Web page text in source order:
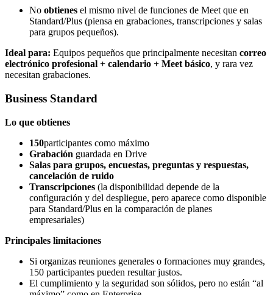
No obtienes el mismo nivel de funciones de Meet que en
Standard/Plus (piensa en grabaciones, transcripciones y salas
para grupos pequeños).
Ideal para: Equipos pequeños que principalmente necesitan correo
electrónico profesional + calendario + Meet básico, y rara vez
necesitan grabaciones.
Business Standard
Lo que obtienes
150participantes como máximo
Grabación guardada en Drive
Salas para grupos, encuestas, preguntas y respuestas,
cancelación de ruido
Transcripciones (la disponibilidad depende de la
configuración y del despliegue, pero aparece como disponible
para Standard/Plus en la comparación de planes
empresariales)
Principales limitaciones
Si organizas reuniones generales o formaciones muy grandes,
150 participantes pueden resultar justos.
El cumplimiento y la seguridad son sólidos, pero no están “al